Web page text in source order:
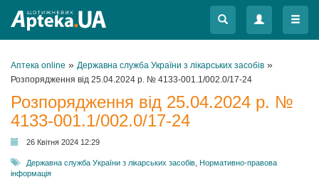
Меню
Меню
Аптека online » Державна служба України з лікарських засобів »
Розпорядження від 25.04.2024 р. № 4133-001.1/002.0/17-24
Розпорядження від 25.04.2024 р. №
4133-001.1/002.0/17-24
26 Квітня 2024 12:29
Державна служба України з лікарських засобів Нормативно-правова
інформація